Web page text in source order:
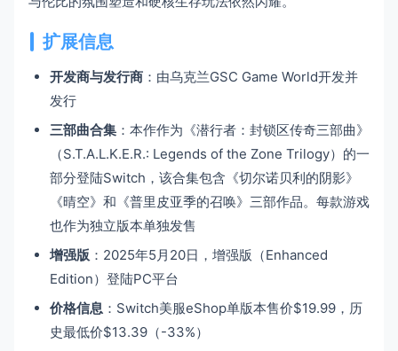
扩展信息
开发商与发行商 ：由乌克兰GSC Game World开发并
发行
三部曲合集 ：本作作为《潜行者：封锁区传奇三部曲》
（S.T.A.L.K.E.R.: Legends of the Zone Trilogy）的一
部分登陆Switch，该合集包含《切尔诺贝利的阴影》
《晴空》和《普里皮亚季的召唤》三部作品。每款游戏
也作为独立版本单独发售
增强版 ：2025年5月20日，增强版（Enhanced
Edition）登陆PC平台
价格信息 ：Switch美服eShop单版本售价$19.99，历
史最低价$13.39（-33%）